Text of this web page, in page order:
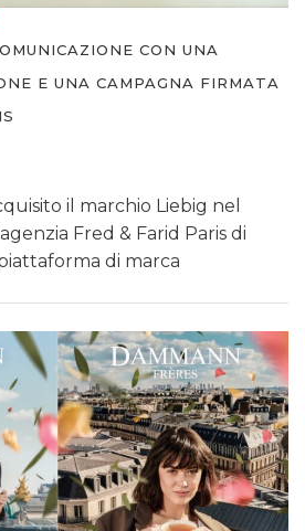
CON UNA
E UNA CAMPAGNA FIRMATA
il marchio Liebig nel
Fred & Farid Paris di
di marca